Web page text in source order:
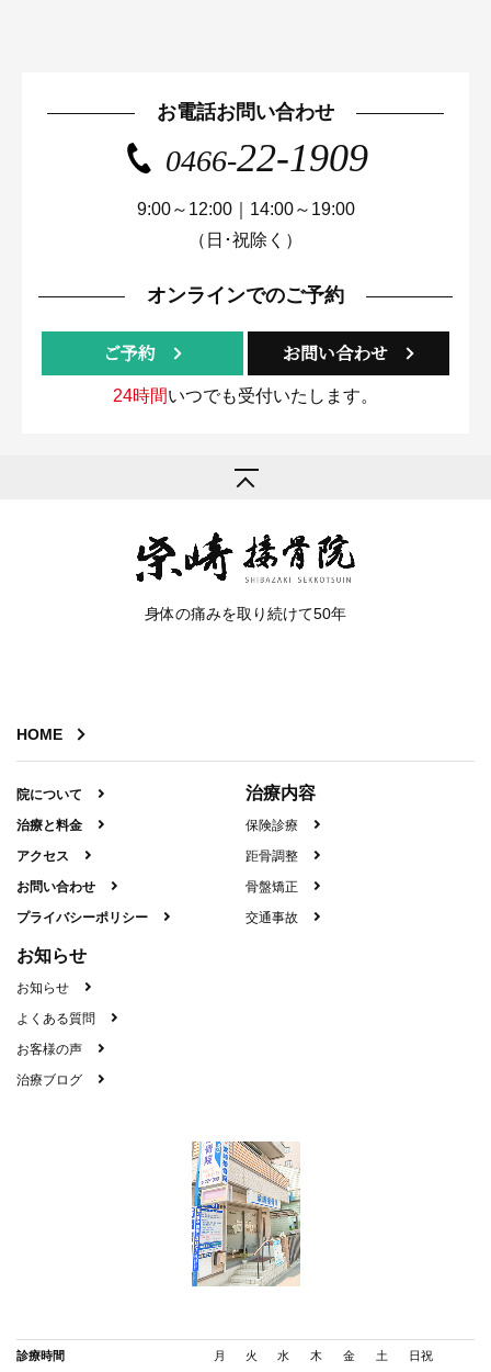
お電話お問い合わせ
0466-22-1909
9:00～12:00｜14:00～19:00
（日･祝除く）
オンラインでのご予約
ご予約 お問い合わせ
24時間いつでも受付いたします。
身体の痛みを取り続けて50年
HOME
院について
治療と料金
アクセス
お問い合わせ
プライバシーポリシー
治療内容
保険診療
距骨調整
骨盤矯正
交通事故
お知らせ
お知らせ
よくある質問
お客様の声
治療ブログ
診療時間 月 火 水 木 金 土 日祝